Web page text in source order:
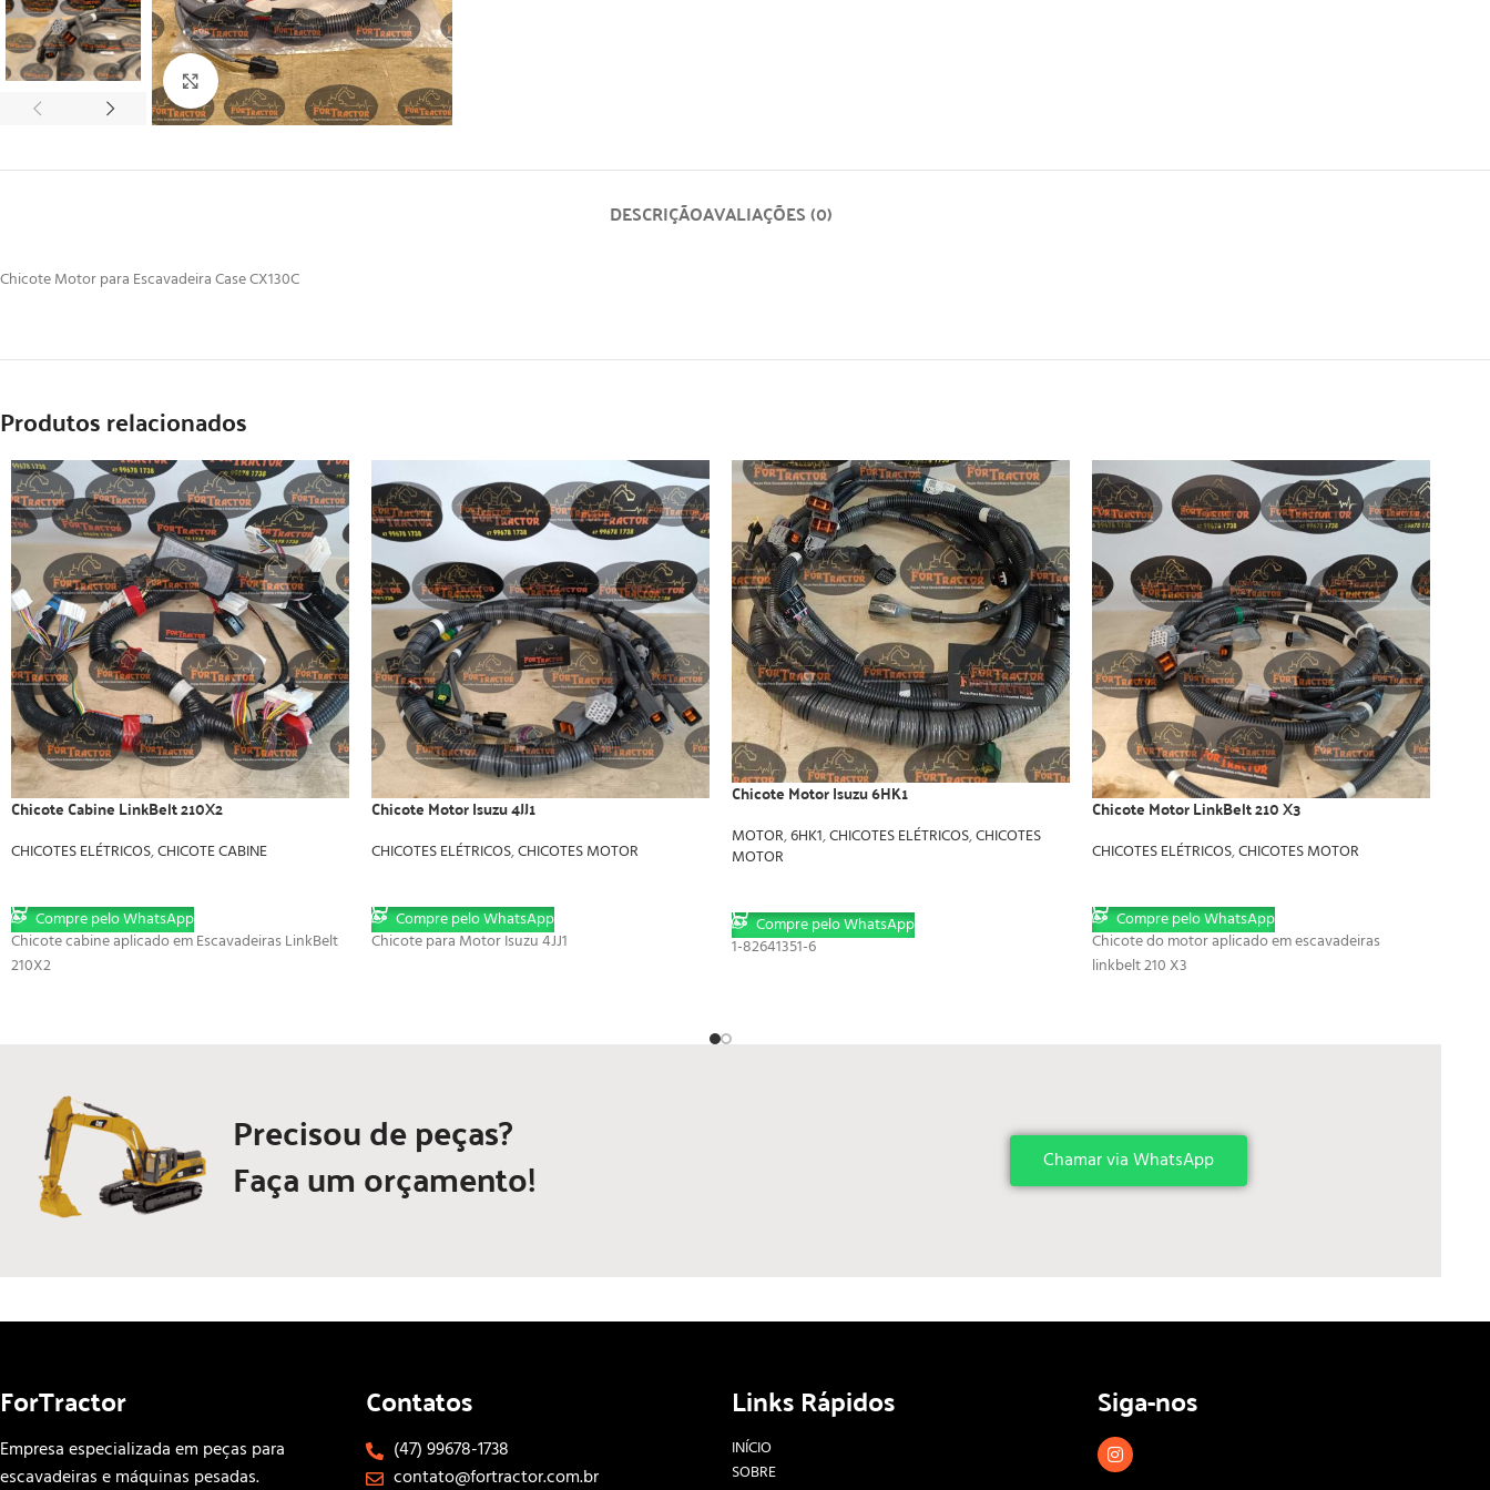
Clique para ampliar
DESCRIÇÃOAVALIAÇÕES (0)
Chicote Motor para Escavadeira Case CX130C
Produtos relacionados
Chicote Cabine LinkBelt 210X2
CHICOTES ELÉTRICOS,CHICOTE CABINE
Compre pelo WhatsApp
Chicote cabine aplicado em Escavadeiras LinkBelt
210X2
Chicote Motor Isuzu 4JJ1
CHICOTES ELÉTRICOS,CHICOTES MOTOR
Compre pelo WhatsApp
Chicote para Motor Isuzu 4JJ1
Chicote Motor Isuzu 6HK1
MOTOR,6HK1,CHICOTES ELÉTRICOS,CHICOTES
MOTOR
Compre pelo WhatsApp
1-82641351-6
Chicote Motor LinkBelt 210 X3
CHICOTES ELÉTRICOS,CHICOTES MOTOR
Compre pelo WhatsApp
Chicote do motor aplicado em escavadeiras
linkbelt 210 X3
Precisou de peças?
Faça um orçamento! Chamar via WhatsApp
ForTractor
Empresa especializada em peças para
escavadeiras e máquinas pesadas.
Contatos
(47) 99678-1738
contato@fortractor.com.br
Links Rápidos
INÍCIO
SOBRE
Siga-nos